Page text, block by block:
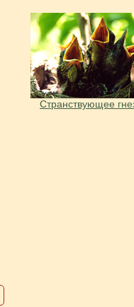
Странствующее